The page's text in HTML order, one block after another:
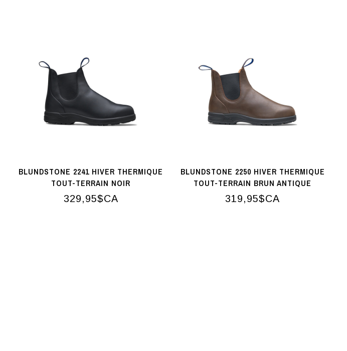
BLUNDSTONE 2241 HIVER THERMIQUE
TOUT-TERRAIN NOIR
329,95$CA
BLUNDSTONE 2250 HIVER THERMIQUE
TOUT-TERRAIN BRUN ANTIQUE
319,95$CA